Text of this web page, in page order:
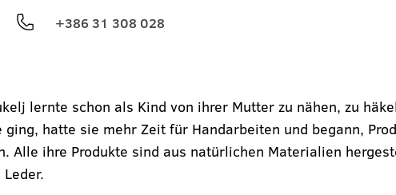
+386 31 308 028
lernte schon als Kind von ihrer Mutter zu nähen, zu
ging, hatte sie mehr Zeit für Handarbeiten und begann,
Alle ihre Produkte sind aus natürlichen Materialien